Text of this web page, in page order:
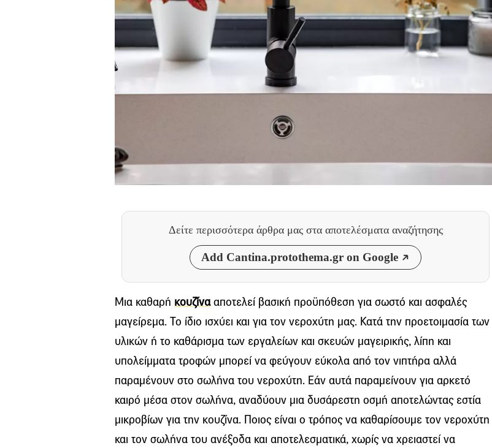
Δείτε περισσότερα άρθρα μας στα αποτελέσματα αναζήτησης
Add Cantina.protothema.gr on Google
Μια καθαρή κουζίνααποτελεί βασική προϋπόθεση για σωστό και ασφαλές
μαγείρεμα. Το ίδιο ισχύει και για τον νεροχύτη μας. Κατά την προετοιμασία των
υλικών ή το καθάρισμα των εργαλείων και σκευών μαγειρικής, λίπη και
υπολείμματα τροφών μπορεί να φεύγουν εύκολα από τον νιπτήρα αλλά
παραμένουν στο σωλήνα του νεροχύτη. Εάν αυτά παραμείνουν για αρκετό
καιρό μέσα στον σωλήνα, αναδύουν μια δυσάρεστη οσμή αποτελώντας εστία
μικροβίων για την κουζίνα. Ποιος είναι ο τρόπος να καθαρίσουμε τον νεροχύτη
και τον σωλήνα του ανέξοδα και αποτελεσματικά, χωρίς να χρειαστεί να